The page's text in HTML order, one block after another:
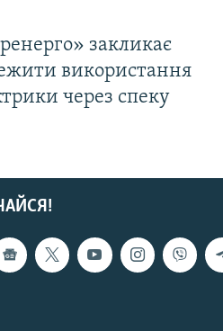
закликає
використання
через спеку